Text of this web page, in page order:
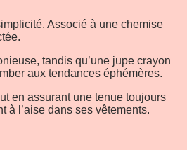
Associé à une chemise
tandis qu’une jupe crayon
aux tendances éphémères.
en assurant une tenue toujours
à l’aise dans ses vêtements.